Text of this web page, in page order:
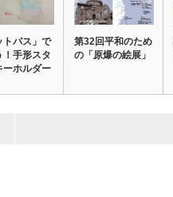
トパス」で
！手形スタ
ーホルダー
第32回平和のため
の「原爆の絵展」